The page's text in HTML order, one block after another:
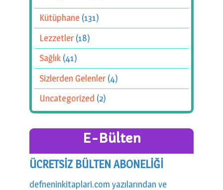
Kütüphane (131)
Lezzetler(18)
Sağlık (41)
Sizlerden Gelenler(4)
Uncategorized (2)
E-Bülten
ÜCRETSİZ BÜLTEN ABONELİĞİ
defneninkitaplari.com yazılarından ve